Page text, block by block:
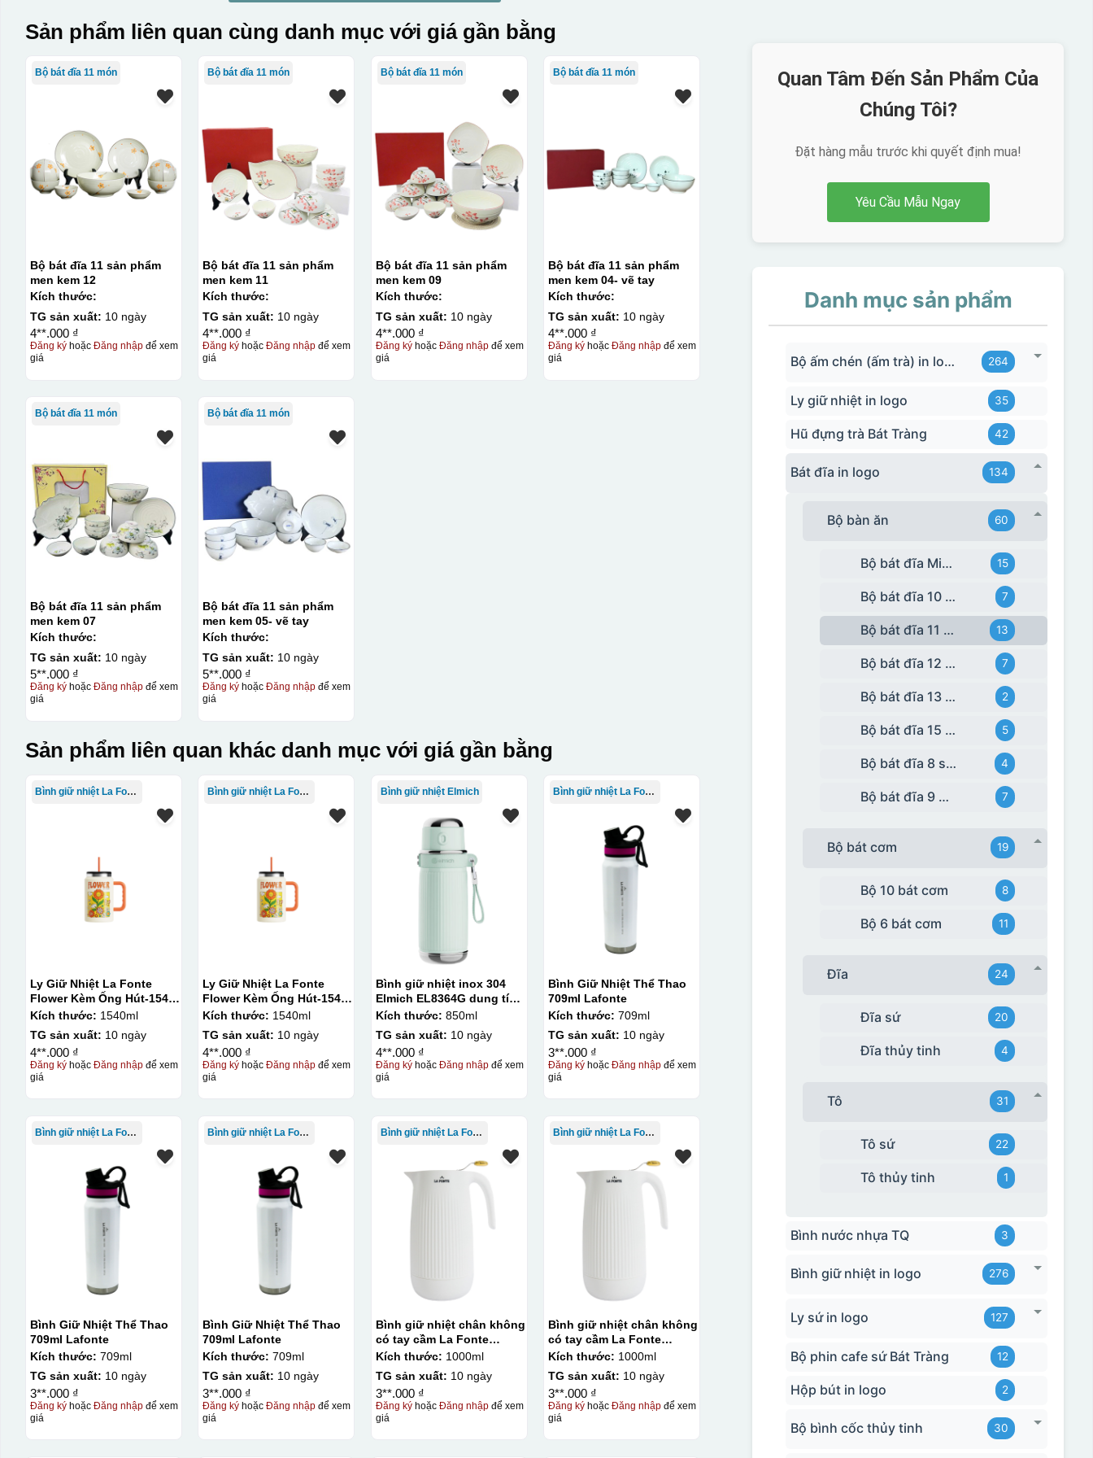
Sản phẩm liên quan cùng danh mục với giá gần bằng
Bộ bát đĩa 11 món
Bộ bát đĩa 11 sản phẩm
men kem 12
Kích thước:
TG sản xuất: 10 ngày
4**.000 ₫
Đăng kýhoặc Đăng nhậpđể xem
giá
Bộ bát đĩa 11 món
Bộ bát đĩa 11 sản phẩm
men kem 11
Kích thước:
TG sản xuất: 10 ngày
4**.000 ₫
Đăng ký hoặcĐăng nhập để xem
giá
Bộ bát đĩa 11 món
Bộ bát đĩa 11 sản phẩm
men kem 09
Kích thước:
TG sản xuất: 10 ngày
4**.000 ₫
Đăng kýhoặc Đăng nhậpđể xem
giá
Bộ bát đĩa 11 món
Bộ bát đĩa 11 sản phẩm
men kem 04- vẽ tay
Kích thước:
TG sản xuất: 10 ngày
4**.000 ₫
Đăng ký hoặcĐăng nhập để xem
giá
Bộ bát đĩa 11 món
Bộ bát đĩa 11 sản phẩm
men kem 07
Kích thước:
TG sản xuất: 10 ngày
5**.000 ₫
Đăng kýhoặc Đăng nhậpđể xem
giá
Bộ bát đĩa 11 món
Bộ bát đĩa 11 sản phẩm
men kem 05- vẽ tay
Kích thước:
TG sản xuất: 10 ngày
5**.000 ₫
Đăng ký hoặcĐăng nhập để xem
giá
Sản phẩm liên quan khác danh mục với giá gần bằng
Bình giữ nhiệt La Fonte
Ly Giữ Nhiệt La Fonte
Flower Kèm Ống Hút-1540
ml-014786
Kích thước: 1540ml
TG sản xuất: 10 ngày
4**.000 ₫
Đăng kýhoặc Đăng nhậpđể xem
giá
Bình giữ nhiệt La Fonte
Ly Giữ Nhiệt La Fonte
Flower Kèm Ống Hút-1540
ml-014786
Kích thước: 1540ml
TG sản xuất: 10 ngày
4**.000 ₫
Đăng ký hoặcĐăng nhập để xem
giá
Bình giữ nhiệt Elmich
Bình giữ nhiệt inox 304
Elmich EL8364G dung tích
850ml
Kích thước: 850ml
TG sản xuất: 10 ngày
4**.000 ₫
Đăng kýhoặc Đăng nhậpđể xem
giá
Bình giữ nhiệt La Fonte
Bình Giữ Nhiệt Thể Thao
709ml Lafonte
Kích thước: 709ml
TG sản xuất: 10 ngày
3**.000 ₫
Đăng ký hoặcĐăng nhập để xem
giá
Bình giữ nhiệt La Fonte
Bình Giữ Nhiệt Thể Thao
709ml Lafonte
Kích thước: 709ml
TG sản xuất: 10 ngày
3**.000 ₫
Đăng kýhoặc Đăng nhậpđể xem
giá
Bình giữ nhiệt La Fonte
Bình Giữ Nhiệt Thể Thao
709ml Lafonte
Kích thước: 709ml
TG sản xuất: 10 ngày
3**.000 ₫
Đăng ký hoặcĐăng nhập để xem
giá
Bình giữ nhiệt La Fonte
Bình giữ nhiệt chân không
có tay cầm La Fonte
1000ml – 011655
Kích thước: 1000ml
TG sản xuất: 10 ngày
3**.000 ₫
Đăng kýhoặc Đăng nhậpđể xem
giá
Bình giữ nhiệt La Fonte
Bình giữ nhiệt chân không
có tay cầm La Fonte
1000ml – 011655
Kích thước: 1000ml
TG sản xuất: 10 ngày
3**.000 ₫
Đăng ký hoặcĐăng nhập để xem
giá
Quan Tâm Đến Sản Phẩm Của
Chúng Tôi?
Đặt hàng mẫu trước khi quyết định mua!
Yêu Cầu Mẫu Ngay
Danh mục sản phẩm
Bộ ấm chén (ấm trà) in logo 264
Ly giữ nhiệt in logo 35
Hũ đựng trà Bát Tràng 42
Bát đĩa in logo 134
Bộ bàn ăn 60
Bộ bát đĩa Minh Long 15
Bộ bát đĩa 10 món 7
Bộ bát đĩa 11 món 13
Bộ bát đĩa 12 món 7
Bộ bát đĩa 13 món 2
Bộ bát đĩa 15 món 5
Bộ bát đĩa 8 sản phẩm 4
Bộ bát đĩa 9 món 7
Bộ bát cơm 19
Bộ 10 bát cơm 8
Bộ 6 bát cơm 11
Đĩa 24
Đĩa sứ 20
Đĩa thủy tinh 4
Tô 31
Tô sứ 22
Tô thủy tinh 1
Bình nước nhựa TQ 3
Bình giữ nhiệt in logo 276
Ly sứ in logo 127
Bộ phin cafe sứ Bát Tràng 12
Hộp bút in logo 2
Bộ bình cốc thủy tinh 30